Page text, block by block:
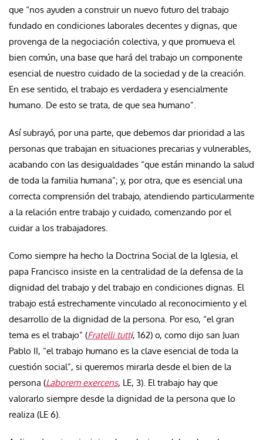
que “nos ayuden a construir un nuevo futuro del trabajo
fundado en condiciones laborales decentes y dignas, que
provenga de la negociación colectiva, y que promueva el
bien común, una base que hará del trabajo un componente
esencial de nuestro cuidado de la sociedad y de la creación.
En ese sentido, el trabajo es verdadera y esencialmente
humano. De esto se trata, de que sea humano”.
Así subrayó, por una parte, que debemos dar prioridad a las
personas que trabajan en situaciones precarias y vulnerables,
acabando con las desigualdades “que están minando la salud
de toda la familia humana”; y, por otra, que es esencial una
correcta comprensión del trabajo, atendiendo particularmente
a la relación entre trabajo y cuidado, comenzando por el
cuidar a los trabajadores.
Como siempre ha hecho la Doctrina Social de la Iglesia, el
papa Francisco insiste en la centralidad de la defensa de la
dignidad del trabajo y del trabajo en condiciones dignas. El
trabajo está estrechamente vinculado al reconocimiento y el
desarrollo de la dignidad de la persona. Por eso, “el gran
tema es el trabajo” (Fratelli tutti, 162) o, como dijo san Juan
Pablo II, “el trabajo humano es la clave esencial de toda la
cuestión social”, si queremos mirarla desde el bien de la
persona (Laborem exercens, LE, 3). El trabajo hay que
valorarlo siempre desde la dignidad de la persona que lo
realiza (LE 6).